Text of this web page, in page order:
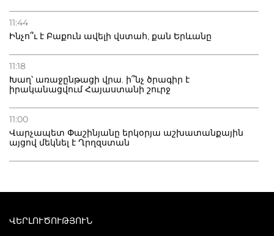
11:44
Ինչո՞ւ է Բաքուն ավելի վստահ, քան Երևանը
11:18
Խաղ՝ առաջընթացի վրա. ի՞նչ ծրագիր է
իրականացվում Հայաստանի շուրջ
11:00
Վարչապետ Փաշինյանը երկօրյա աշխատանքային
այցով մեկնել է Ղրղզստան
ՎԵՐԼՈՒԾՈՒԹՅՈՒՆ